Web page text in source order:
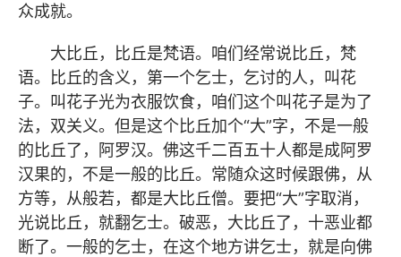
众成就。
大比丘，比丘是梵语。咱们经常说比丘，梵
语。比丘的含义，第一个乞士，乞讨的人，叫花
子。叫花子光为衣服饮食，咱们这个叫花子是为了
法，双关义。但是这个比丘加个“大”字，不是一般
的比丘了，阿罗汉。佛这千二百五十人都是成阿罗
汉果的，不是一般的比丘。常随众这时候跟佛，从
方等，从般若，都是大比丘僧。要把“大”字取消，
光说比丘，就翻乞士。破恶，大比丘了，十恶业都
断了。一般的乞士，在这个地方讲乞士，就是向佛